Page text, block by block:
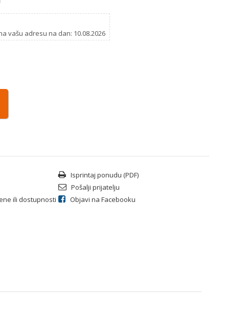
vašu adresu na dan: 10.08.2026
Isprintaj ponudu (PDF)
Pošalji prijatelju
ili dostupnosti
Objavi na Facebooku